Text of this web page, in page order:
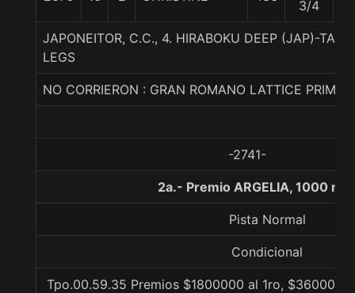
3/4
JAPONEITOR, C.C., 4. HIRABOKU DEEP (JAP)-
LEGS
NO CORRIERON : GRAN ROMANO LATTICE PRIMA
-2741-
2a.- Premio ARGELIA, 1000
Pista Normal
Condicional
Tpo.00.59.35 Premios $1800000 al 1ro, $360000